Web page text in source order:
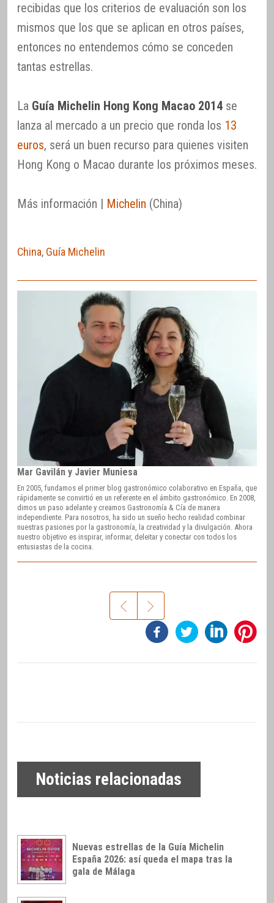
recibidas que los criterios de evaluación son los
mismos que los que se aplican en otros países,
entonces no entendemos cómo se conceden
tantas estrellas.
La Guía Michelin Hong Kong Macao 2014 se
lanza al mercado a un precio que ronda los 13
euros, será un buen recurso para quienes visiten
Hong Kong o Macao durante los próximos meses.
Más información | Michelin (China)
China, Guía Michelin
Mar Gavilán y Javier Muniesa
En 2005, fundamos el primer blog gastronómico colaborativo en España, que
rápidamente se convirtió en un referente en el ámbito gastronómico. En 2008,
dimos un paso adelante y creamos Gastronomía & Cía de manera
independiente. Para nosotros, ha sido un sueño hecho realidad combinar
nuestras pasiones por la gastronomía, la creatividad y la divulgación. Ahora
nuestro objetivo es inspirar, informar, deleitar y conectar con todos los
entusiastas de la cocina.
Noticias relacionadas
Nuevas estrellas de la Guía Michelin
España 2026: así queda el mapa tras la
gala de Málaga